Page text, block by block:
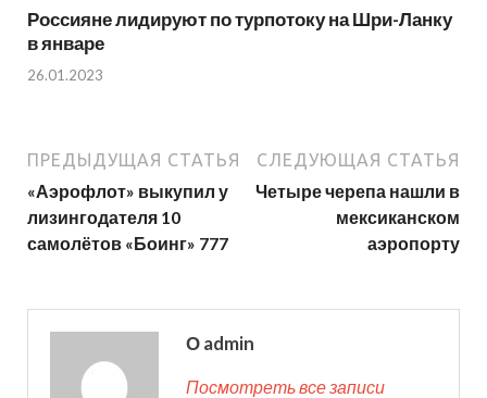
Россияне лидируют по турпотоку на Шри-Ланку
в январе
26.01.2023
ПРЕДЫДУЩАЯ СТАТЬЯ
«Аэрофлот» выкупил у
лизингодателя 10
самолётов «Боинг» 777
СЛЕДУЮЩАЯ СТАТЬЯ
Четыре черепа нашли в
мексиканском
аэропорту
О admin
Посмотреть все записи